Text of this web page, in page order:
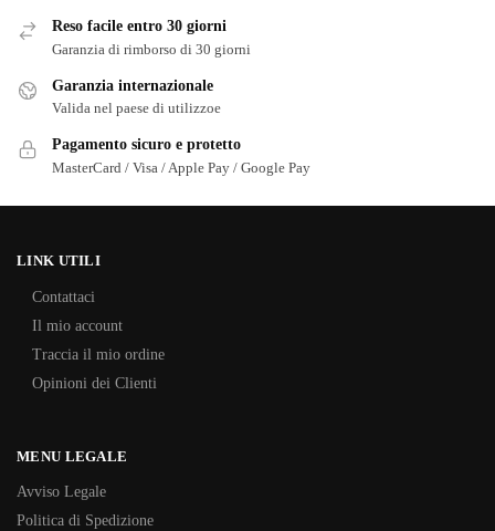
Reso facile entro 30 giorni
Garanzia di rimborso di 30 giorni
Garanzia internazionale
Valida nel paese di utilizzoe
Pagamento sicuro e protetto
MasterCard / Visa / Apple Pay / Google Pay
LINK UTILI
Contattaci
Il mio account
Traccia il mio ordine
Opinioni dei Clienti
MENU LEGALE
Avviso Legale
Politica di Spedizione